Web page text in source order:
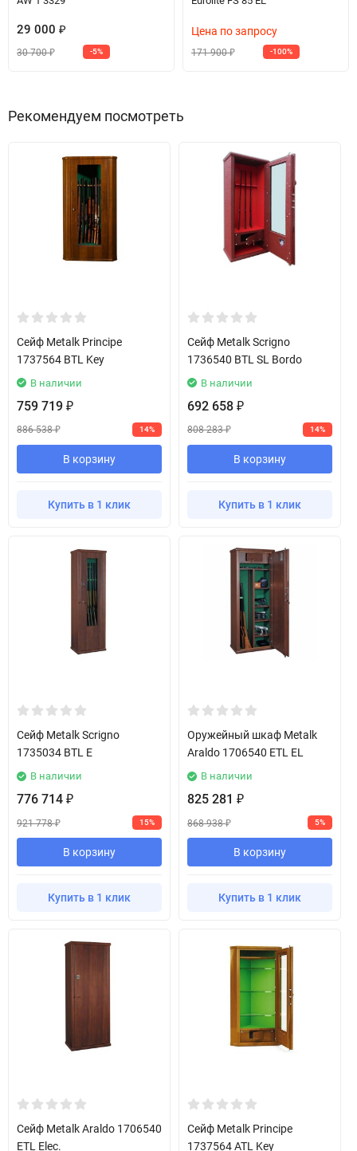
29 000 ₽
30 700₽ -5%
Цена по запросу
171 900₽ -100%
Рекомендуем посмотреть
Сейф Metalk Principe
1737564 BTL Key
В наличии
759 719 ₽
886 538₽ 14%
В корзину
Купить в 1 клик
Сейф Metalk Scrigno
1736540 BTL SL Bordo
В наличии
692 658 ₽
808 283₽ 14%
В корзину
Купить в 1 клик
Сейф Metalk Scrigno
1735034 BTL E
В наличии
776 714 ₽
921 778₽ 15%
В корзину
Купить в 1 клик
Оружейный шкаф Metalk
Araldo 1706540 ETL EL
В наличии
825 281 ₽
868 938₽ 5%
В корзину
Купить в 1 клик
Сейф Metalk Araldo 1706540
ETL Elec.
Сейф Metalk Principe
1737564 ATL Key